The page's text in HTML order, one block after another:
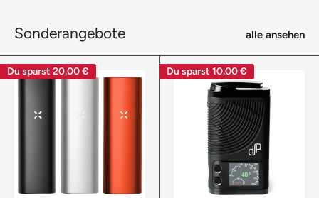
Sonderangebote alle ansehen
Du sparst 20,00 € Du sparst 10,00 €